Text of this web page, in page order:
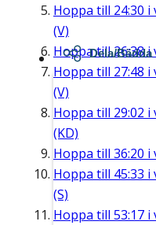
Hoppa till 24:30 i
(V)
Hoppa till26:38i
Hoppa till 27:48 i
(V)
Hoppa till 29:02 i
(KD)
Hoppa till 36:20 i
Hoppa till 45:33 i
(S)
Hoppa till 53:17 i
Dela/Bädda